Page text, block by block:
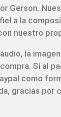
Gerson.
a la
nuestro
la
Si al
como
gracias por